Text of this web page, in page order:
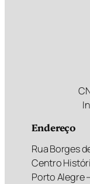
Endereço
Rua Borges
Centro
Porto Alegre